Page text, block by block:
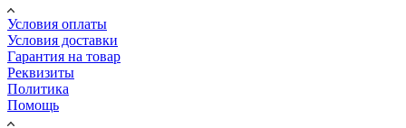
Условия оплаты
Условия доставки
Гарантия на товар
Реквизиты
Политика
Помощь